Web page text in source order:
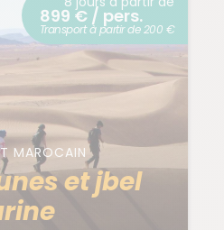
MAROCAIN
et jbel
899 € / pers.
Transport à partir de 200 €